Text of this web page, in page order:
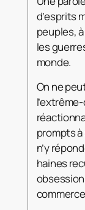
d’esprits
peuples,
les
monde.
On ne
prompts
n’y
haines